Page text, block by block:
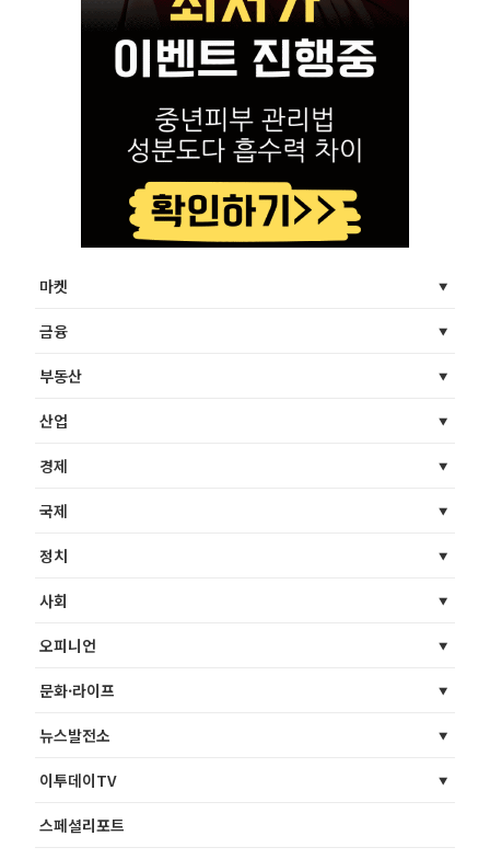
마켓
금융
부동산
산업
경제
국제
정치
사회
오피니언
문화·라이프
뉴스발전소
이투데이TV
스페셜리포트